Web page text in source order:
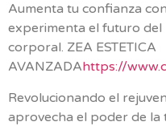
Aumenta tu confianza
experimenta el futuro del
corporal. ZEA ESTETICA
AVANZADAhttps://
Revolucionando el
aprovecha el poder de la